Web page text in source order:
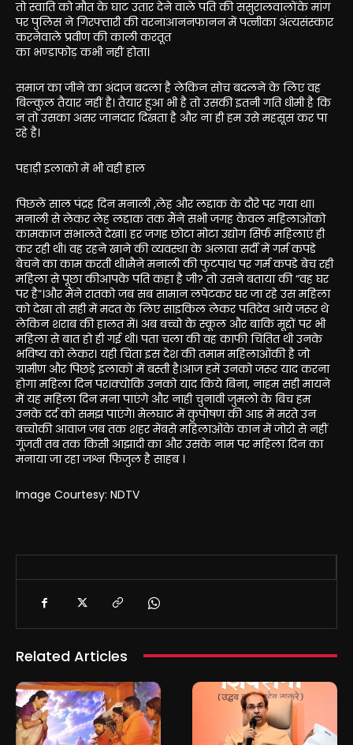
तो स्वाति को मौत के घाट उतार देने वाले पति की ससुरालवालोंके मांग
पर पुलिस ने गिरफ्तारी की वरनाआननफानन में पत्नीका अंत्यसंस्कार
करनेवाले प्रवीण की काली करतूत
का भण्डाफोड़ कभी नहीं होता।
समाज का जीने का अंदाज बदला है लेकिन सोच बदलने के लिए वह
बिल्कुल तैयार नहीं है। तैयार हुआ भी है तो उसकी इतनी गति धीमी है कि
न तो उसका असर जानदार दिखता है और ना ही हम उसे महसूस कर पा
रहे है।
पहाड़ी इलाको में भी वही हाल
पिछले साल पंद्रह दिन मनाली ,लेह और लद्दाक के दौरे पर गया था।
मनाली से लेकर लेह लद्दाक तक मैंने सभी जगह केवल महिलाओंको
कामकाज संभालते देखा। हर जगह छोटा मोटा उद्योग सिर्फ महिलाएं ही
कर रही थी। वह रहने खाने की व्यवस्था के अलावा सर्दी में गर्म कपडे
बेचने का काम करती थी।मैने मनाली की फुटपाथ पर गर्म कपडे बेच रही
महिला से पूछा कीआपके पति कहा है जी? तो उसने बताया की “वह घर
पर है”।और मैंने रातको जब सब सामान लपेटकर घर जा रहे उस महिला
को देखा तो सही में मदत के लिए साइकिल लेकर पतिदेव आये जरूर थे
लेकिन शराब की हालत में। अब बच्चो के स्कूल और बाकि मूद्दों पर भी
महिला से बात हो ही गई थी। पता चला की वह काफी चिंतित थी उनके
भविष्य को लेकर। यही चिंता इस देश की तमाम महिलाओंकी है जो
ग्रामीण और पिछड़े इलाकों में बस्ती है।आज हमें उनको जरूर याद करना
होगा महिला दिन पर।क्योकि उनको याद किये बिना, नाहम सही मायने
में यह महिला दिन मना पाएंगे और नाही चुनावी जुमलो के बिच हम
उनके दर्द को समझ पाएंगे। मेलघाट में कुपोषण की आड़ में मरते उन
बच्चोकी आवाज जब तक शहर मेंबसे महिलाओंके कान में जोरो से नहीं
गूंजती तब तक किसी आझादी का और उसके नाम पर महिला दिन का
मनाया जा रहा जश्न फिजुल है साहब ।
Image Courtesy: NDTV
Related Articles